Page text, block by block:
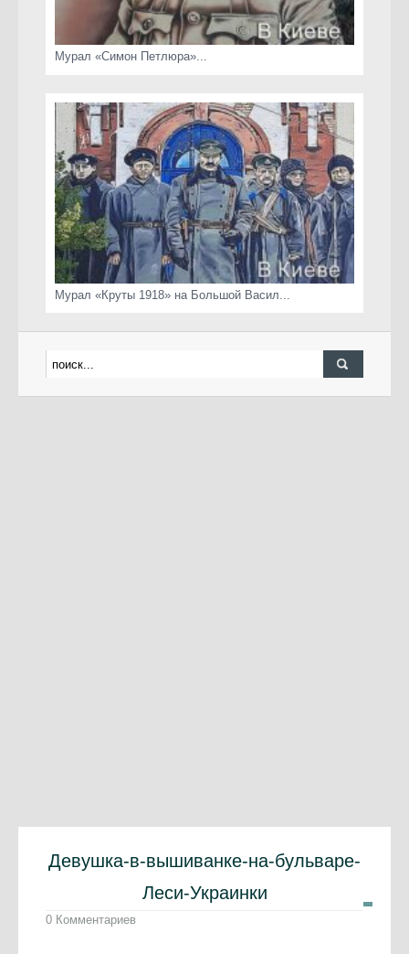
Мурал «Симон Петлюра»...
Мурал «Круты 1918» на Большой Васил...
Девушка-в-вышиванке-на-бульваре-
Леси-Украинки
0 Комментариев